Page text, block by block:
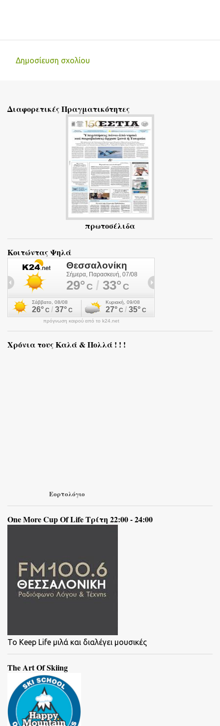
λ
Δημοσίευση σχολίου
Διαφορετικές Πραγματικότητες
πρωτοσέλιδα
Κοιτώντας Ψηλά
πρόγνωση καιρού από το k24.net
Χρόνια τους Καλά & Πολλά ! ! !
Εορτολόγιο
One More Cup Of Life Τρίτη 22:00 - 24:00
To Keep Life μιλά και διαλέγει μουσικές
The Art Of Skiing